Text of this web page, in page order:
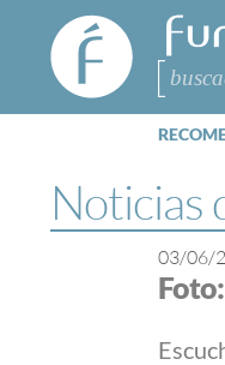
FundéuRAE
- Fundación
del Español
Urgente
Buscar
Noticias
03/06/